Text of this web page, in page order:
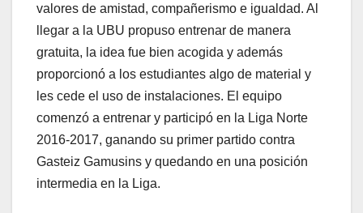
valores de amistad, compañerismo e igualdad. Al
llegar a la UBU propuso entrenar de manera
gratuita, la idea fue bien acogida y además
proporcionó a los estudiantes algo de material y
les cede el uso de instalaciones. El equipo
comenzó a entrenar y participó en la Liga Norte
2016-2017, ganando su primer partido contra
Gasteiz Gamusins y quedando en una posición
intermedia en la Liga.